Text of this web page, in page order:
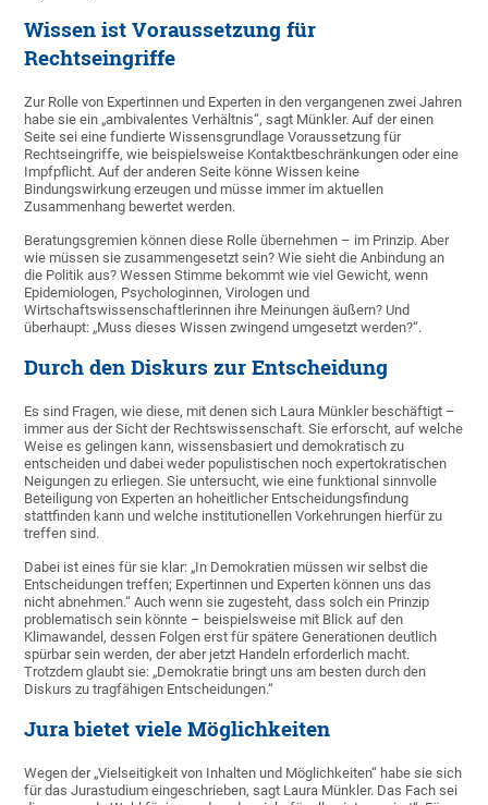
Wissen ist Voraussetzung für
Rechtseingriffe
Zur Rolle von Expertinnen und Experten in den vergangenen zwei Jahren
habe sie ein „ambivalentes Verhältnis“, sagt Münkler. Auf der einen
Seite sei eine fundierte Wissensgrundlage Voraussetzung für
Rechtseingriffe, wie beispielsweise Kontaktbeschränkungen oder eine
Impfpflicht. Auf der anderen Seite könne Wissen keine
Bindungswirkung erzeugen und müsse immer im aktuellen
Zusammenhang bewertet werden.
Beratungsgremien können diese Rolle übernehmen – im Prinzip. Aber
wie müssen sie zusammengesetzt sein? Wie sieht die Anbindung an
die Politik aus? Wessen Stimme bekommt wie viel Gewicht, wenn
Epidemiologen, Psychologinnen, Virologen und
Wirtschaftswissenschaftlerinnen ihre Meinungen äußern? Und
überhaupt: „Muss dieses Wissen zwingend umgesetzt werden?“.
Durch den Diskurs zur Entscheidung
Es sind Fragen, wie diese, mit denen sich Laura Münkler beschäftigt –
immer aus der Sicht der Rechtswissenschaft. Sie erforscht, auf welche
Weise es gelingen kann, wissensbasiert und demokratisch zu
entscheiden und dabei weder populistischen noch expertokratischen
Neigungen zu erliegen. Sie untersucht, wie eine funktional sinnvolle
Beteiligung von Experten an hoheitlicher Entscheidungsfindung
stattfinden kann und welche institutionellen Vorkehrungen hierfür zu
treffen sind.
Dabei ist eines für sie klar: „In Demokratien müssen wir selbst die
Entscheidungen treffen; Expertinnen und Experten können uns das
nicht abnehmen.“ Auch wenn sie zugesteht, dass solch ein Prinzip
problematisch sein könnte – beispielsweise mit Blick auf den
Klimawandel, dessen Folgen erst für spätere Generationen deutlich
spürbar sein werden, der aber jetzt Handeln erforderlich macht.
Trotzdem glaubt sie: „Demokratie bringt uns am besten durch den
Diskurs zu tragfähigen Entscheidungen.“
Jura bietet viele Möglichkeiten
Wegen der „Vielseitigkeit von Inhalten und Möglichkeiten“ habe sie sich
für das Jurastudium eingeschrieben, sagt Laura Münkler. Das Fach sei